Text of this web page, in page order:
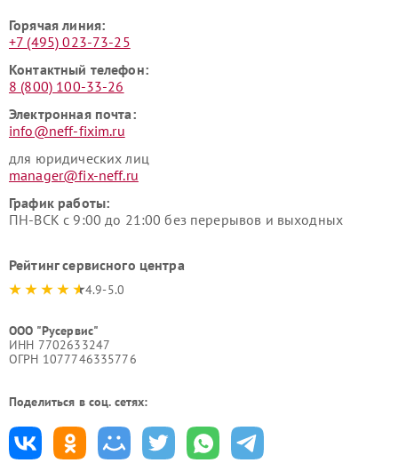
Горячая линия:
+7 (495) 023-73-25
Контактный телефон:
8 (800) 100-33-26
Электронная почта:
info@neff-fixim.ru
для юридических лиц
manager@fix-neff.ru
График работы:
ПН-ВСК с 9:00 до 21:00 без перерывов и выходных
Рейтинг сервисного центра
4.9-5.0
ООО "Русервис"
ИНН 7702633247
ОГРН 1077746335776
Поделиться в соц. сетях: